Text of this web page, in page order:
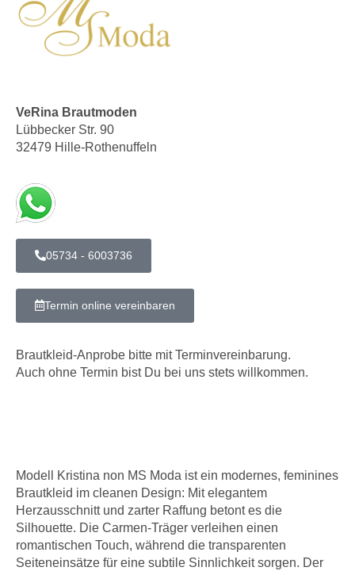
VeRina Brautmoden
Lübbecker Str. 90
32479 Hille-Rothenuffeln
05734 - 6003736
Termin online vereinbaren
Brautkleid-Anprobe bitte mit Terminvereinbarung.
Auch ohne Termin bist Du bei uns stets willkommen.
Modell Kristina non MS Moda ist ein modernes, feminines
Brautkleid im cleanen Design: Mit elegantem
Herzausschnitt und zarter Raffung betont es die
Silhouette. Die Carmen-Träger verleihen einen
romantischen Touch, während die transparenten
Seiteneinsätze für eine subtile Sinnlichkeit sorgen. Der